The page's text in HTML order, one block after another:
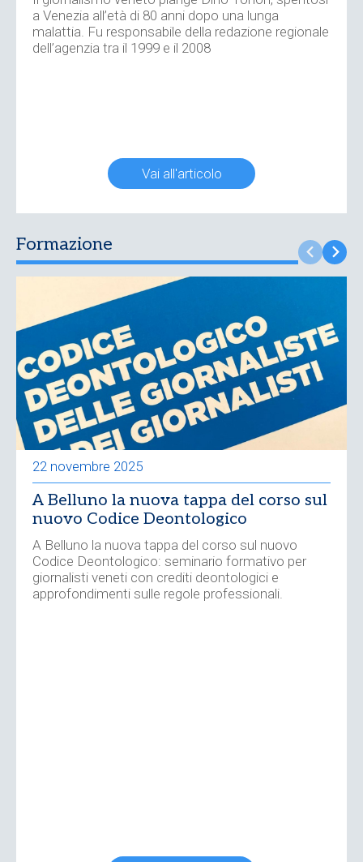
a Venezia all’età di 80 anni dopo una lunga
malattia. Fu responsabile della redazione regionale
dell’agenzia tra il 1999 e il 2008
Vai all'articolo
Formazione
22 novembre 2025
A Belluno la nuova tappa del corso sul
nuovo Codice Deontologico
A Belluno la nuova tappa del corso sul nuovo
Codice Deontologico: seminario formativo per
giornalisti veneti con crediti deontologici e
approfondimenti sulle regole professionali.